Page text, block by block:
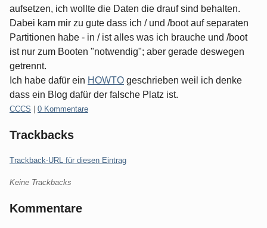
aufsetzen, ich wollte die Daten die drauf sind behalten.
Dabei kam mir zu gute dass ich / und /boot auf separaten
Partitionen habe - in / ist alles was ich brauche und /boot
ist nur zum Booten "notwendig"; aber gerade deswegen
getrennt.
Ich habe dafür ein HOWTO geschrieben weil ich denke
dass ein Blog dafür der falsche Platz ist.
Kategorien:
CCCS 0 Kommentare
Trackbacks
Trackback-URL für diesen Eintrag
Keine Trackbacks
Kommentare